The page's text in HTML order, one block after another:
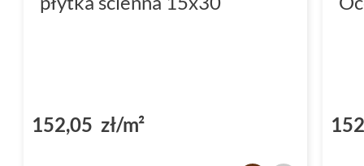
152,05 zł/m²